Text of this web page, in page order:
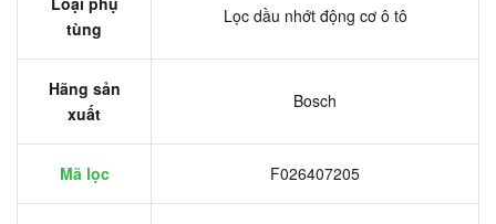
tùng
Lọc dầu nhớt động cơ ô tô
Hãng sản
xuất
Bosch
Mã lọc F026407205